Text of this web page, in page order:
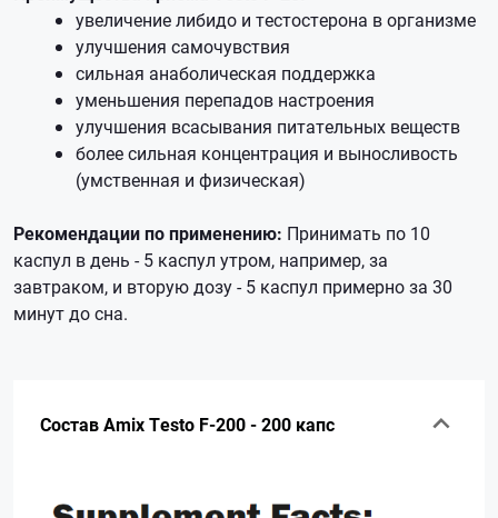
увеличение либидо и тестостерона в организме
улучшения самочувствия
сильная анаболическая поддержка
уменьшения перепадов настроения
улучшения всасывания питательных веществ
более сильная концентрация и выносливость
(умственная и физическая)
Рекомендации по применению: Принимать по 10
каспул в день - 5 каспул утром, например, за
завтраком, и вторую дозу - 5 каспул примерно за 30
минут до сна.
Состав Amix Testo F-200 - 200 капс